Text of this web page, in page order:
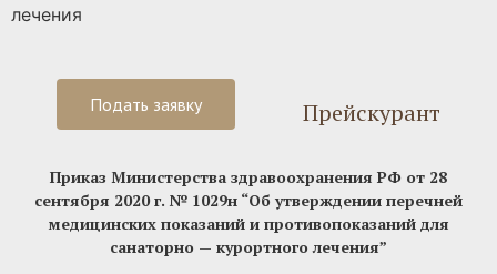
лечения
Подать заявку Прейскурант
Приказ Министерства здравоохранения РФ от 28
сентября 2020 г. № 1029н “Об утверждении перечней
медицинских показаний и противопоказаний для
санаторно — курортного лечения”